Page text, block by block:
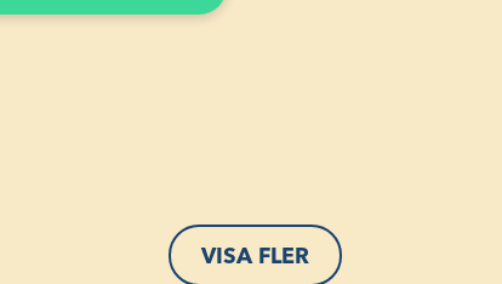
I
VISA FLER